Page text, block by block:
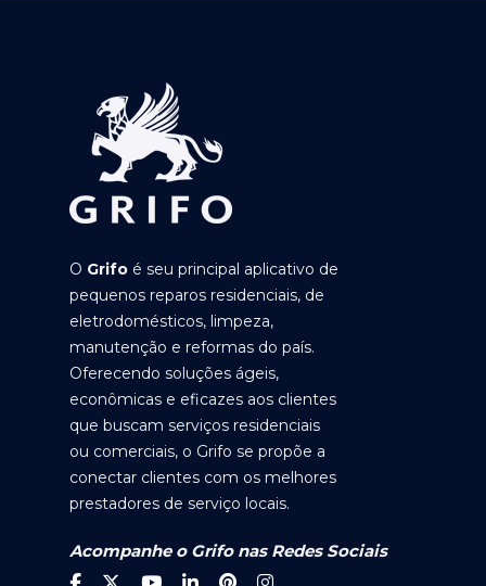
O Grifo é seu principal aplicativo de
pequenos reparos residenciais, de
eletrodomésticos, limpeza,
manutenção e reformas do país.
Oferecendo soluções ágeis,
econômicas e eficazes aos clientes
que buscam serviços residenciais
ou comerciais, o Grifo se propõe a
conectar clientes com os melhores
prestadores de serviço locais.
Acompanhe o Grifo nas Redes Sociais